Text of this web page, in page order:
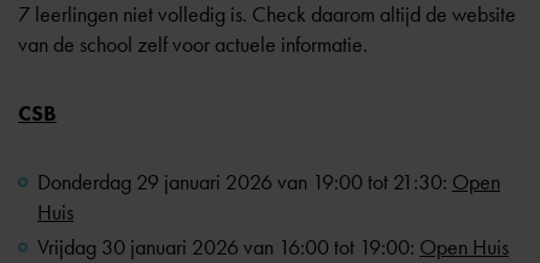
7 leerlingen niet volledig is. Check daarom altijd de website
van de school zelf voor actuele informatie.
CSB
Donderdag 29 januari 2026 van 19:00 tot 21:30: Open
Huis
Vrijdag 30 januari 2026 van 16:00 tot 19:00: Open Huis